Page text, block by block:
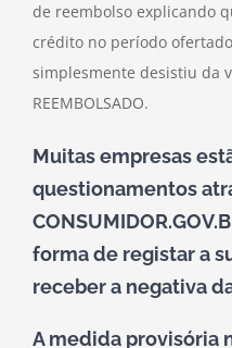
de reembolso explicando
crédito no período
simplesmente desistiu da
REEMBOLSADO.
Muitas empresas
questionamentos
forma de registar a
receber a negativa
A medida provisória